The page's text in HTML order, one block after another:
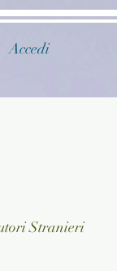
Accedi
Stranieri